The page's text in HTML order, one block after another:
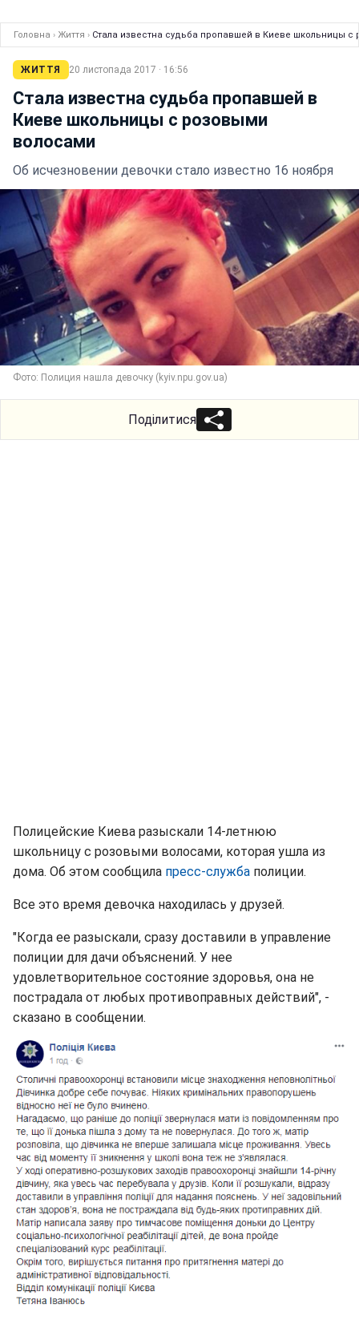
Головна › Життя › Стала известна судьба пропавшей в Киеве школьницы
ЖИТТЯ 20 листопада 2017 · 16:56
Стала известна судьба пропавшей в
Киеве школьницы с розовыми
волосами
Об исчезновении девочки стало известно 16 ноября
Фото: Полиция нашла девочку (kyiv.npu.gov.ua)
Поділитися
Полицейские Киева разыскали 14-летнюю
школьницу с розовыми волосами, которая ушла из
дома. Об этом сообщила пресс-служба полиции.
Все это время девочка находилась у друзей.
"Когда ее разыскали, сразу доставили в управление
полиции для дачи объяснений. У нее
удовлетворительное состояние здоровья, она не
пострадала от любых противоправных действий", -
сказано в сообщении.